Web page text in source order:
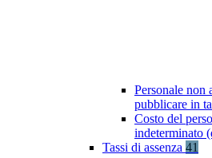
Personale non
pubblicare in
Costo del
indeterminato
Tassi di assenza 41